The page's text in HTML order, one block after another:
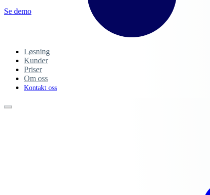
Løsning
Kunder
Priser
Om oss
Kontakt oss
Se demo